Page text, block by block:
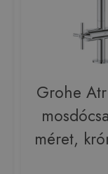
Grohe
méret,